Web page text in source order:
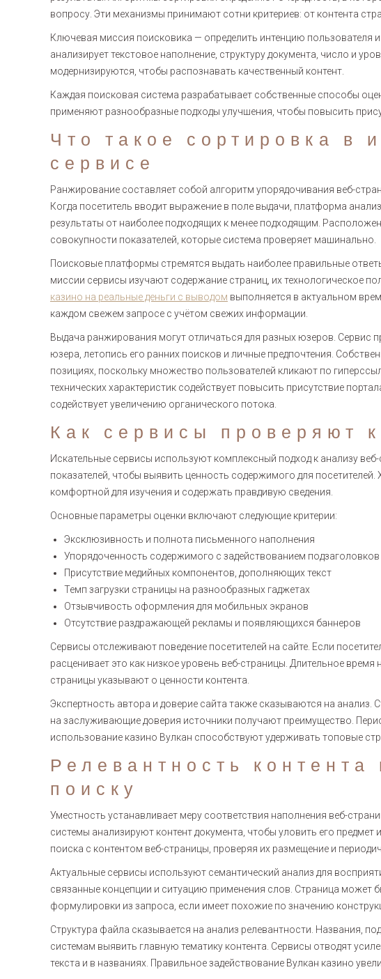
вопросу. Эти механизмы принимают сотни критериев: от контента
Ключевая миссия поисковика — определить интенцию
анализирует текстовое наполнение, структуру документа, число и
модернизируются, чтобы распознавать качественный контент.
Каждая поисковая система разрабатывает собственные способы
применяют разнообразные подходы улучшения, чтобы повысить
Что такое сортировка в
сервисе
Ранжирование составляет собой алгоритм упорядочивания веб-
Когда посетитель вводит выражение в поле выдачи, платформа
результаты от наиболее подходящих к менее подходящим.
совокупности показателей, которые система проверяет машинально.
Поисковые платформы стремятся выдать наиболее правильные
миссии сервисы изучают содержание страниц, их технологическое
казино на реальные деньги с выводом выполняется в актуальном
каждом свежем запросе с учётом свежих информации.
Выдача ранжирования могут отличаться для разных юзеров. Сервис
юзера, летопись его ранних поисков и личные предпочтения.
позициях, поскольку множество пользователей кликают по
технических характеристик содействует повысить присутствие
содействует увеличению органического потока.
Как сервисы проверяют
Искательные сервисы используют комплексный подход к анализу
показателей, чтобы выявить ценность содержимого для
комфортной для изучения и содержать правдивую сведения.
Основные параметры оценки включают следующие критерии:
Эксклюзивность и полнота письменного наполнения
Упорядоченность содержимого с задействованием
Присутствие медийных компонентов, дополняющих текст
Темп загрузки страницы на разнообразных гаджетах
Отзывчивость оформления для мобильных экранов
Отсутствие раздражающей рекламы и появляющихся баннеров
Сервисы отслеживают поведение посетителей на сайте. Если
расценивает это как низкое уровень веб-страницы. Длительное
страницы указывают о ценности контента.
Экспертность автора и доверие сайта также сказываются на
на заслуживающие доверия источники получают преимущество.
использование казино Вулкан способствуют удерживать топовые
Релевантность контента
поиску
Уместность устанавливает меру соответствия наполнения веб-
системы анализируют контент документа, чтобы уловить его
поиска с контентом веб-страницы, проверяя их размещение и
Актуальные сервисы используют семантический анализ для
связанные концепции и ситуацию применения слов. Страница может
формулировки из запроса, если имеет похожие по значению
Структура файла сказывается на анализ релевантности. Названия,
системам выявить главную тематику контента. Сервисы отводят
текста и в названиях. Правильное задействование Вулкан казино